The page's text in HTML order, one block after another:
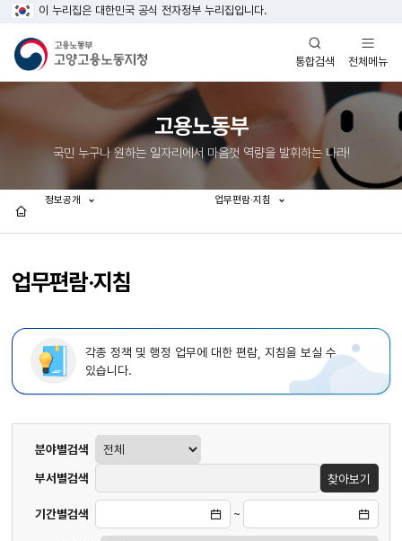
이 누리집은 대한민국 공식 전자정부 누리집입니다.
통합검색
열기
전체메뉴
열기
고용노동부
국민 누구나 원하는 일자리에서 마음껏 역량을 발휘하는 나라!
업무편람·지침
정보공개 업무편람·지침
각종 정책 및 행정 업무에 대한 편람, 지침을 보실 수
있습니다.
게시판
분야별검색
부서별검색
찾아보기
기간별검색 ~